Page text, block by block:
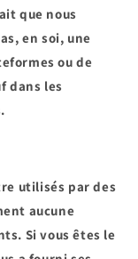
que nous
en soi, une
ou de
dans les
utilisés par des
aucune
Si vous êtes le